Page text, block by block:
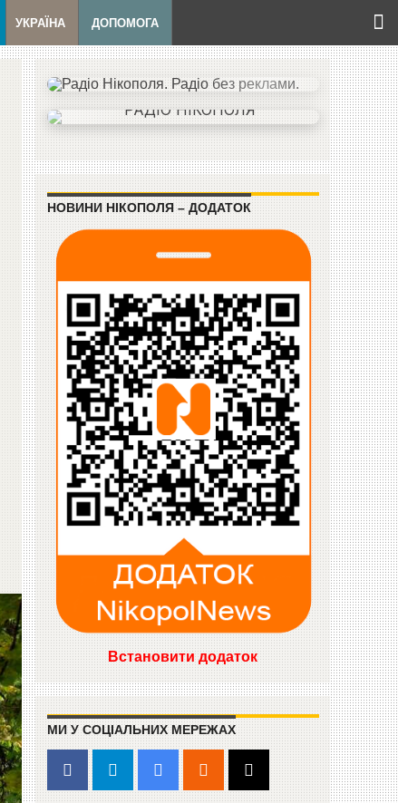
УКРАЇНА ДОПОМОГА
НОВИНИ НІКОПОЛЯ – ДОДАТОК
Встановити додаток
МИ У СОЦІАЛЬНИХ МЕРЕЖАХ